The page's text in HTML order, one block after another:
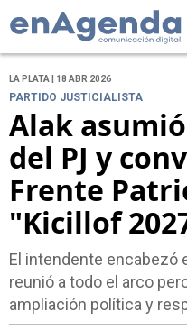
LA PLATA | 18 ABR 2026
PARTIDO JUSTICIALISTA
Alak
del PJ y
Frente
"Kicillof
El intendente encabezó
reunió a todo el arco
ampliación política y